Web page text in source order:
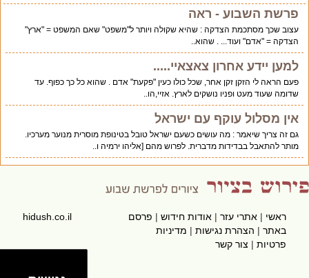
פרשת השבוע - ראה
עצוב שכך מסתכמת הצדקה : שהיא שקולה ויותר ל"משפט" שאם המשפט = "ארץ"
הצדקה = "אדם" ועוד... . שהוא..
למען יידע אחרון צאצאיי.....
פעם הראה לי הזקן זקן אחר, שכל כולו כעין "פקעת" אדם . שהוא כל כך כפוף. עד
שדומה שעוד מעט ופניו נושקים לארץ. אזיי,הו..
אין מסלול עוקף עם ישראל
גם זה צריך שיאמר : מה עושים כשעם ישראל טובל בטינופת מוסרית מנוער מערכיו.
מותר להתאבל בבדידות מדברית. לפרוש מהם [אליהו ירמיה ו..
ראשי | אתרי עזר | אודות חידוש | פרסם
באתר | הצהרת נגישות | מדיניות
פרטיות | צור קשר
hidush.co.il